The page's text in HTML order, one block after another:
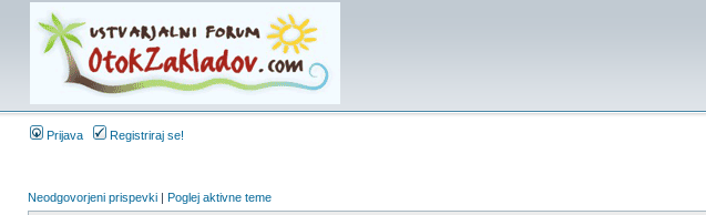
Prijava Registriraj se!
Neodgovorjeni prispevki | Poglej aktivne teme